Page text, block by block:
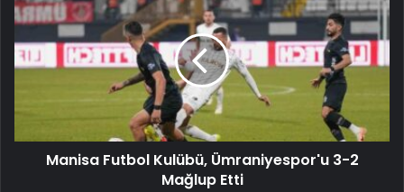
Manisa Futbol Kulübü, Ümraniyespor'u 3-2
Mağlup Etti